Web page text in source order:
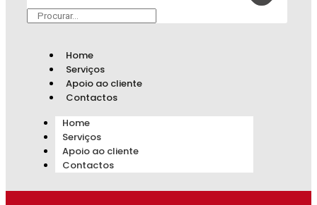
Home
Serviços
Apoio ao cliente
Contactos
Home
Serviços
Apoio ao cliente
Contactos